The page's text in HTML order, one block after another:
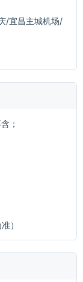
/宜昌主城机场/
；
）